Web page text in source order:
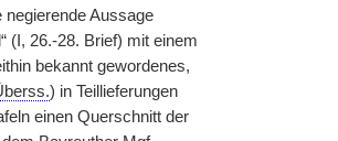
negierende Aussage
(I, 26.-28. Brief) mit einem
bekannt gewordenes,
) in Teillieferungen
einen Querschnitt der